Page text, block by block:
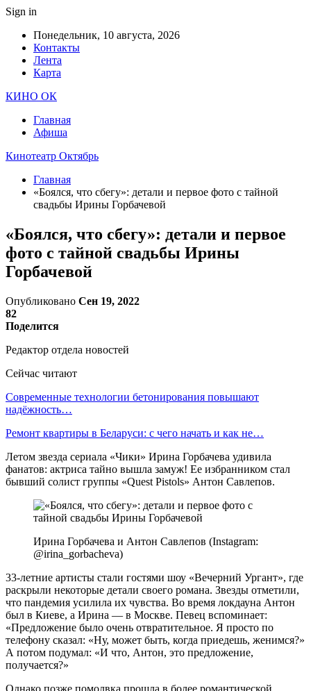
Sign in
Понедельник, 10 августа, 2026
Контакты
Лента
Карта
КИНО ОК
Главная
Афиша
Кинотеатр Октябрь
Главная
«Боялся, что сбегу»: детали и первое фото с тайной
свадьбы Ирины Горбачевой
«Боялся, что сбегу»: детали и первое
фото с тайной свадьбы Ирины
Горбачевой
Опубликовано Сен 19, 2022
82
Поделится
Редактор отдела новостей
Сейчас читают
Современные технологии бетонирования повышают
надёжность…
Ремонт квартиры в Беларуси: с чего начать и как не…
Летом звезда сериала «Чики» Ирина Горбачева удивила
фанатов: актриса тайно вышла замуж! Ее избранником стал
бывший солист группы «Quest Pistols» Антон Савлепов.
Ирина Горбачева и Антон Савлепов (Instagram:
@irina_gorbacheva)
33-летние артисты стали гостями шоу «Вечерний Ургант», где
раскрыли некоторые детали своего романа. Звезды отметили,
что пандемия усилила их чувства. Во время локдауна Антон
был в Киеве, а Ирина — в Москве. Певец вспоминает:
«Предложение было очень отвратительное. Я просто по
телефону сказал: «Ну, может быть, когда приедешь, женимся?»
А потом подумал: «И что, Антон, это предложение,
получается?»
Однако позже помолвка прошла в более романтической